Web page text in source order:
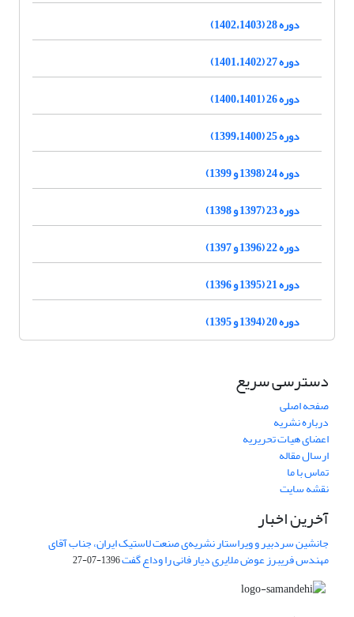
دوره 28 (1402،1403)
دوره 27 (1401،1402)
دوره 26 (1400،1401)
دوره 25 (1399،1400)
دوره 24 (1398 و 1399)
دوره 23 (1397 و 1398)
دوره 22 (1396 و 1397)
دوره 21 (1395 و 1396)
دوره 20 (1394 و 1395)
دسترسی سریع
صفحه اصلی
درباره نشریه
اعضای هیات تحریریه
ارسال مقاله
تماس با ما
نقشه سایت
آخرین اخبار
جانشین سردبیر و ویراستار نشریه‌ی صنعت لاستیک ایران، جناب آقای
مهندس فریبرز عوض ملایری دیار فانی را وداع گفت1396-07-27